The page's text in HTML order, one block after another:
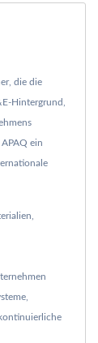
die die
Hintergrund,
ein